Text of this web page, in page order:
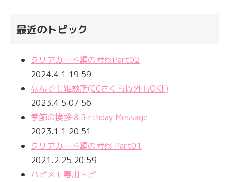
最近のトピック
クリアカード編の考察Part02
2024.4.1 19:59
なんでも雑談所(CCさくら以外もOK!!)
2023.4.5 07:56
季節の挨拶 & Birthday Message
2023.1.1 20:51
クリアカード編の考察 Part01
2021.2.25 20:59
ハピメモ専用トピ